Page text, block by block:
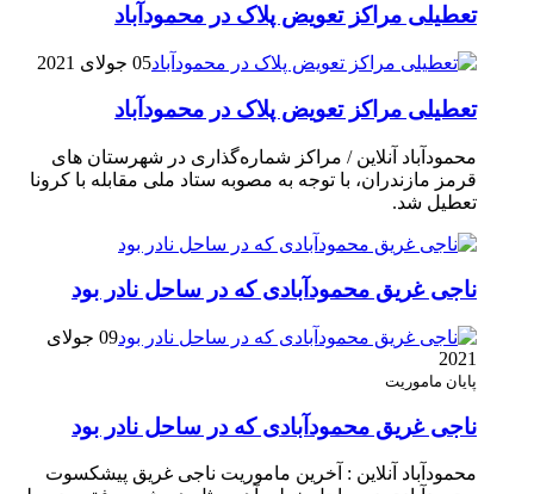
تعطیلی مراکز تعویض پلاک در محمودآباد
05 جولای 2021
تعطیلی مراکز تعویض پلاک در محمودآباد
محمودآباد آنلاین / مراکز شماره‌گذاری در شهر‌ستان های
قرمز مازندران، با توجه به مصوبه ستاد ملی مقابله با کرونا
تعطیل شد.
ناجی غریق محمودآبادی که در ساحل نادر بود
09 جولای
2021
پایان ماموریت
ناجی غریق محمودآبادی که در ساحل نادر بود
محمودآباد آنلاین : آخرین ماموریت ناجی غریق پیشکسوت